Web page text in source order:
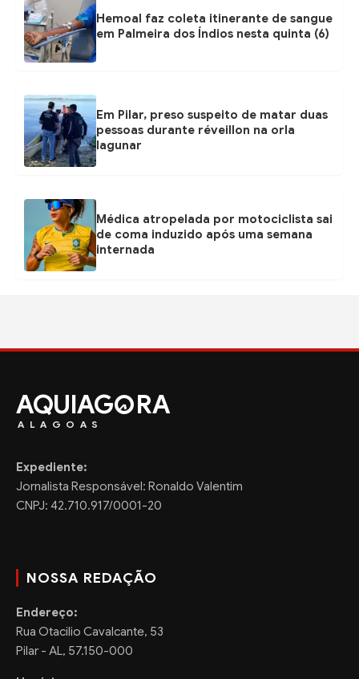
Hemoal faz coleta itinerante de sangue
em Palmeira dos Índios nesta quinta (6)
Em Pilar, preso suspeito de matar duas
pessoas durante réveillon na orla
lagunar
Médica atropelada por motociclista sai
de coma induzido após uma semana
internada
AQUIAG RA
ALAGOAS
Expediente:
Jornalista Responsável: Ronaldo Valentim
CNPJ: 42.710.917/0001-20
NOSSA REDAÇÃO
Endereço:
Rua Otacilio Cavalcante, 53
Pilar - AL, 57.150-000